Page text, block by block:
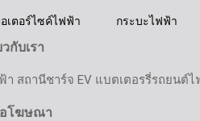
เตอร์ไซค์ไฟฟ้า กระบะไฟฟ้า
วกับเรา
า สถานีชาร์จ EV แบตเตอรรี่รถยนต์
โฆษณา